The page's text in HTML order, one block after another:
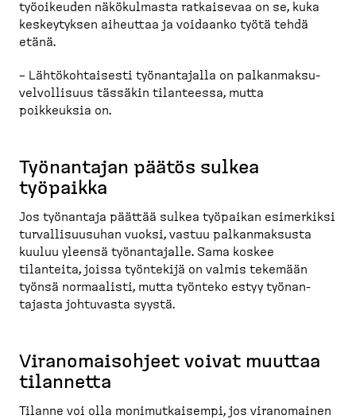
työoikeuden näkökulmasta ratkaisevaa on se, kuka
keskey­tyksen aiheuttaa ja voidaanko työtä tehdä
etänä.
– Lähtökoh­taisesti työnan­tajalla on palkan­mak­su­
vel­vol­lisuus tässäkin tilanteessa, mutta
poikkeuksia on.
Työnantajan päätös sulkea
työpaikka
Jos työnantaja päättää sulkea työpaikan esimerkiksi
turval­li­suusuhan vuoksi, vastuu palkan­maksusta
kuuluu yleensä työnan­tajalle. Sama koskee
tilanteita, joissa työntekijä on valmis tekemään
työnsä normaalisti, mutta työnteko estyy työnan­
tajasta johtuvasta syystä.
Viranomais­ohjeet voivat muuttaa
tilannetta
Tilanne voi olla monimut­kaisempi, jos viranomainen